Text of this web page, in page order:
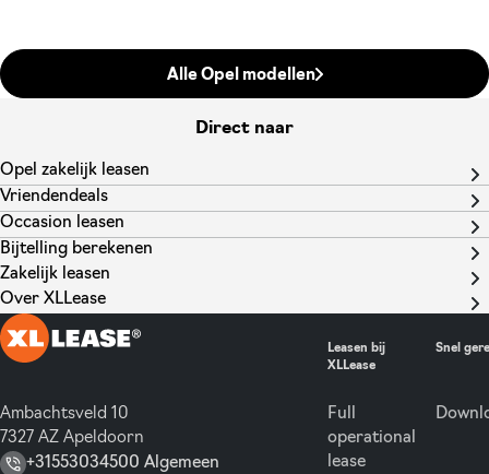
Alle Opel modellen
Direct naar
Opel zakelijk leasen
Vriendendeals
Occasion leasen
Bijtelling berekenen
Zakelijk leasen
Over XLLease
Ambachtsveld 10
7327 AZ Apeldoorn
+31553034500 Algemeen
Leasen bij
XLLease
Full
operational
lease
Snel